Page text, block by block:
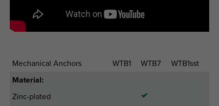
Mechanical Anchors WTB1 WTB7
WTB1sst
Material:
Zinc-plated